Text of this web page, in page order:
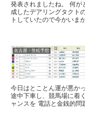
発表されましたね。 何が
成したデアリングタクト
トしていたので今かいま
名古屋・笠松予想
今日はとことん運が悪か
途中下車し、競馬場に着
ャンスを 電話と金銭的